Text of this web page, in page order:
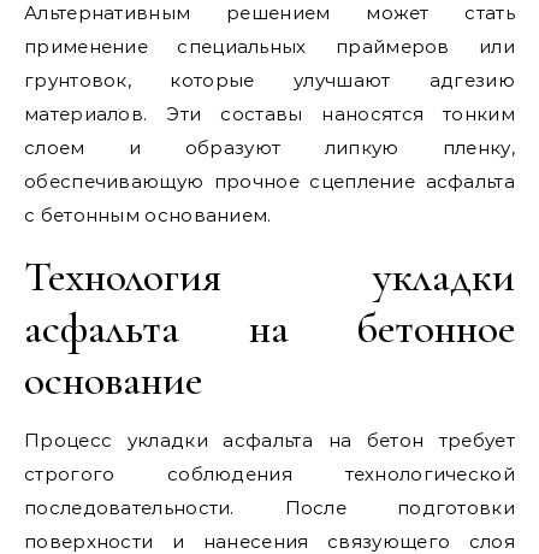
Альтернативным решением может стать
применение специальных праймеров или
грунтовок, которые улучшают адгезию
материалов. Эти составы наносятся тонким
слоем и образуют липкую пленку,
обеспечивающую прочное сцепление асфальта
с бетонным основанием.
Технология укладки
асфальта на бетонное
основание
Процесс укладки асфальта на бетон требует
строгого соблюдения технологической
последовательности. После подготовки
поверхности и нанесения связующего слоя